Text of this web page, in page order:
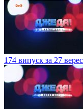
174 випуск за 27